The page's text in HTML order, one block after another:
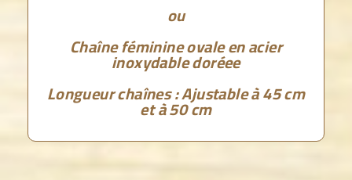
ou
Chaîne féminine ovale en acier
inoxydable doréee
Longueur chaînes : Ajustable à 45 cm
et à 50 cm